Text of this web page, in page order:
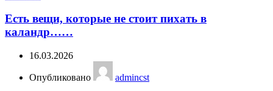
Есть вещи, которые не стоит пихать в
каландр……
16.03.2026
Опубликовано admincst